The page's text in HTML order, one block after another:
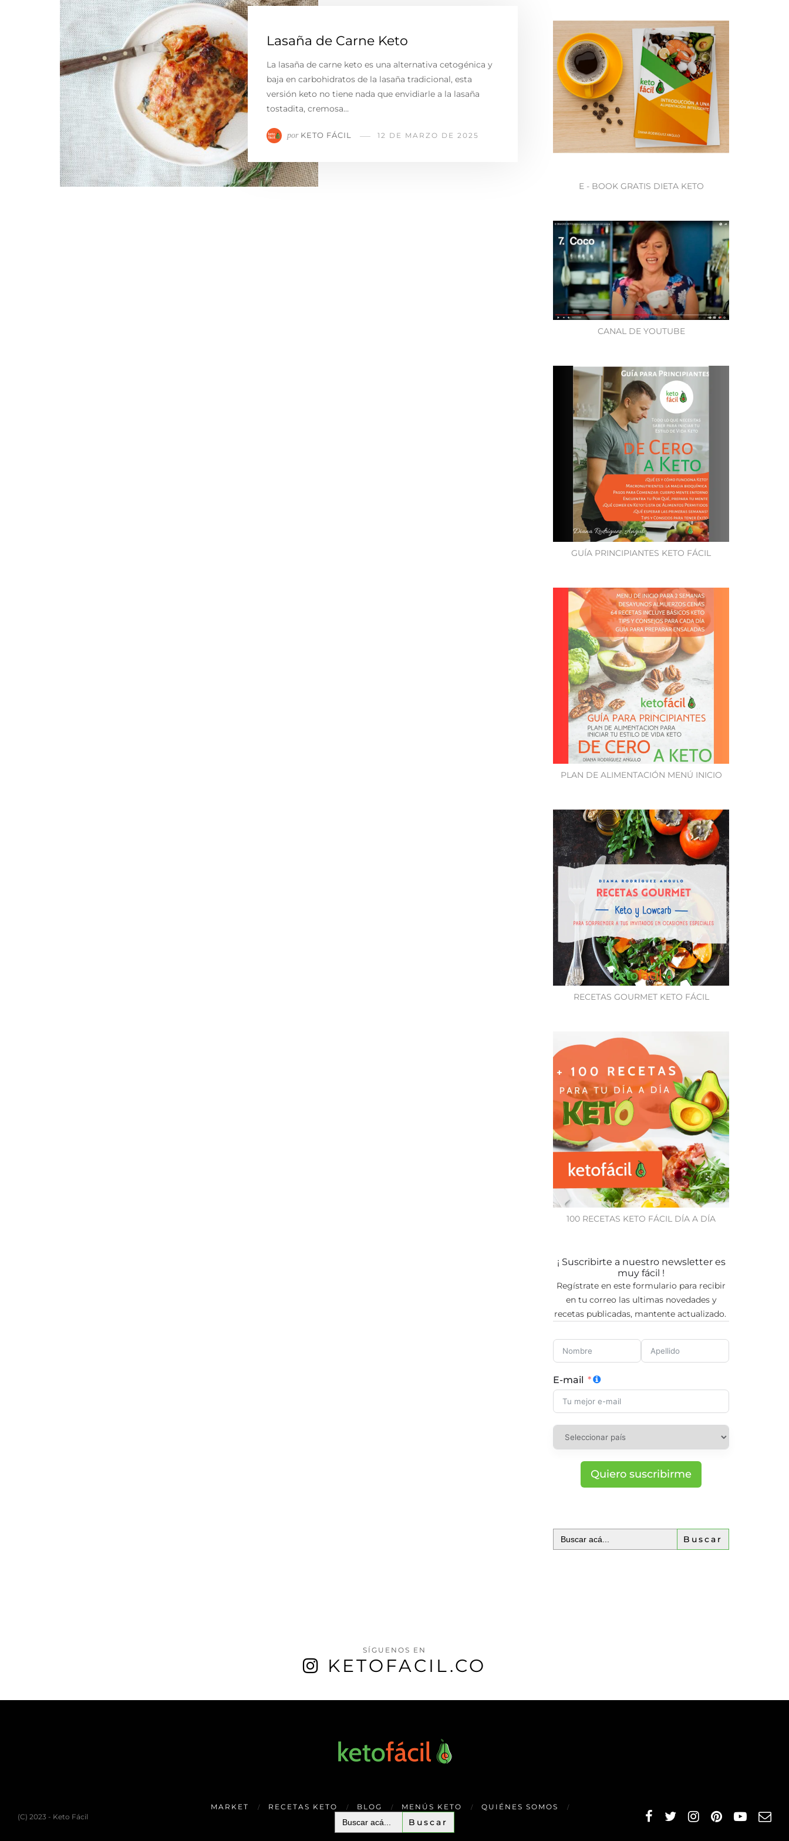
Lasaña de Carne Keto
La lasaña de carne keto es una alternativa cetogénica y
baja en carbohidratos de la lasaña tradicional, esta
versión keto no tiene nada que envidiarle a la lasaña
tostadita, cremosa…
por KETO FÁCIL 12 DE MARZO DE 2025
E - BOOK GRATIS DIETA KETO
CANAL DE YOUTUBE
GUÍA PRINCIPIANTES KETO FÁCIL
PLAN DE ALIMENTACIÓN MENÚ INICIO
RECETAS GOURMET KETO FÁCIL
100 RECETAS KETO FÁCIL DÍA A DÍA
¡ Suscribirte a nuestro newsletter es
muy fácil !
Regístrate en este formulario para recibir
en tu correo las ultimas novedades y
recetas publicadas, mantente actualizado.
E-mail
Quiero suscribirme
Buscar:
SÍGUENOS EN
KETOFACIL.CO
(C) 2023 - Keto Fácil
MARKET RECETAS KETO BLOG MENÚS KETO QUIÉNES SOMOS
Buscar: